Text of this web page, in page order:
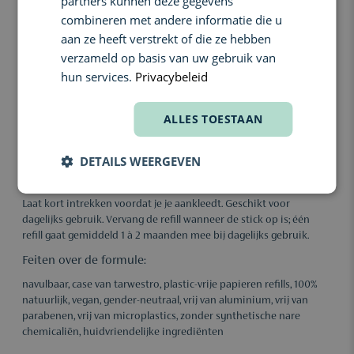
Probiotica.Helpen geurveroorzakende bacteriën in balans te
brengen en ondersteunen een gezonde huidflora.
Kokosolie. Voedt en verzacht de huid, met natuurlijke
antibacteriële eigenschappen.
Ondersteunt de huidbarrière en helpt de
Laat kort intrekken voordat je je aankleedt. Geschikt voor
dagelijks gebruik. Vervang de refill wanneer de stick op is; één
refill gaat gemiddeld 1 à 2 maanden mee bij dagelijks gebruik.
Feiten over de formule:
navulbaar, case van tarwestro, plastic-vrije papieren refills, 100%
natuurlijk, vegan, gender-neutraal, vrij van aluminium, vrij van
parabenen, vrij van microplastics, zonder synthetische nare
chemicaliën, huidvriendelijke ingrediënten
combineren met andere informatie die u
aan ze heeft verstrekt of die ze hebben
verzameld op basis van uw gebruik van
hun services. Privacybeleid
ALLES TOESTAAN
DETAILS WEERGEVEN